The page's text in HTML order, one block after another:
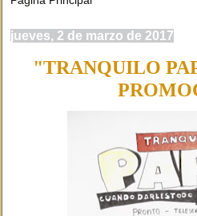
jueves, 2 de marzo de 2017
"TRANQUILO